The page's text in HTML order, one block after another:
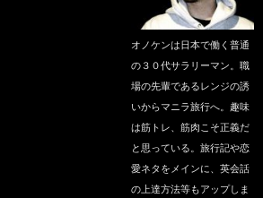
オノケンは日本で働く普通
の３０代サラリーマン。職
場の先輩であるレンジの誘
いからマニラ旅行へ。趣味
は筋トレ、筋肉こそ正義だ
と思っている。旅行記や恋
愛ネタをメインに、英会話
の上達方法等もアップしま